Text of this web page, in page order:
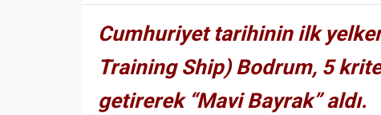
Cumhuriyet tarihinin ilk
Training Ship) Bodrum, 5
getirerek “Mavi Bayrak” aldı.